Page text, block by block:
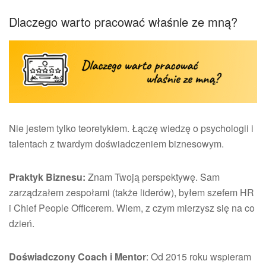
Dlaczego warto pracować właśnie ze mną?
Nie jestem tylko teoretykiem. Łączę wiedzę o psychologii i
talentach z twardym doświadczeniem biznesowym.
Praktyk Biznesu: Znam Twoją perspektywę. Sam
zarządzałem zespołami (także liderów), byłem szefem HR
i Chief People Officerem. Wiem, z czym mierzysz się na co
dzień.
Doświadczony Coach i Mentor: Od 2015 roku wspieram